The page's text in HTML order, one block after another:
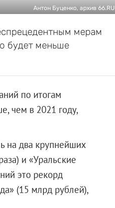
Антон Буценко, архив 66.RU
мерам
будет меньше
по итогам
чем в 2021 году,
на два крупнейших
и «Уральские
это рекорд
(15 млрд рублей),